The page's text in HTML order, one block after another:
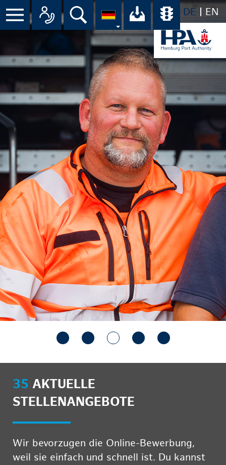
DE EN
Menü Alle Ansprechpartner im
Suche Ihr Download-
35 AKTUELLE
STELLENANGEBOTE
Wir bevorzugen die Online-Bewerbung,
weil sie einfach und schnell ist. Du kannst